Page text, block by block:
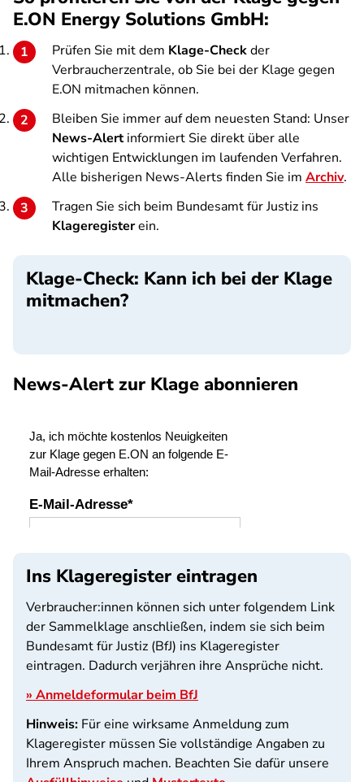
E.ON Energy Solutions GmbH:
Prüfen Sie mit dem Klage-Checkder
Verbraucherzentrale, ob Sie bei der Klage gegen
E.ON mitmachen können.
Bleiben Sie immer auf dem neuesten Stand: Unser
News-Alertinformiert Sie direkt über alle
wichtigen Entwicklungen im laufenden Verfahren.
Alle bisherigen News-Alerts finden Sie im Archiv.
Tragen Sie sich beim Bundesamt für Justiz ins
Klageregisterein.
Klage-Check: Kann ich bei der Klage
mitmachen?
News-Alert zur Klage abonnieren
Ins Klageregister eintragen
Verbraucher:innen können sich unter folgendem Link
der Sammelklage anschließen, indem sie sich beim
Bundesamt für Justiz (BfJ) ins Klageregister
eintragen. Dadurch verjähren ihre Ansprüche nicht.
» Anmeldeformular beim BfJ
Hinweis: Für eine wirksame Anmeldung zum
Klageregister müssen Sie vollständige Angaben zu
Ihrem Anspruch machen. Beachten Sie dafür unsere